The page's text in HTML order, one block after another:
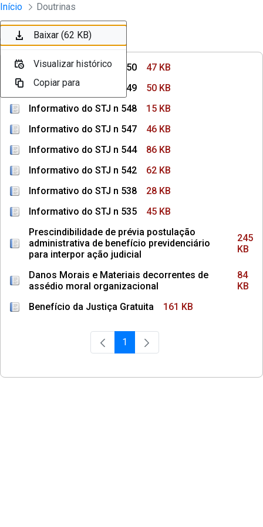
Pular para o Conteúdo principal
Instrumentos Jurídicos
Início Doutrinas
Ordenar Filtro
Informativo do STJ n 550
47 KB
Informativo do STJ n 549
50 KB
Informativo do STJ n 548
15 KB
Informativo do STJ n 547
46 KB
Informativo do STJ n 544
86 KB
Informativo do STJ n 542
62 KB
Informativo do STJ n 538
28 KB
Informativo do STJ n 535
45 KB
Prescindibilidade de prévia postulação
administrativa de benefício previdenciário
para interpor ação judicial
245
KB
Danos Morais e Materiais decorrentes de
assédio moral organizacional
84
KB
Benefício da Justiça Gratuita
161 KB
Página
1
Baixar (47 KB)
Visualizar histórico
Copiar para
Baixar (50 KB)
Visualizar histórico
Copiar para
Baixar (15 KB)
Visualizar histórico
Copiar para
Baixar (46 KB)
Visualizar histórico
Copiar para
Baixar (86 KB)
Visualizar histórico
Copiar para
Baixar (62 KB)
Visualizar histórico
Copiar para